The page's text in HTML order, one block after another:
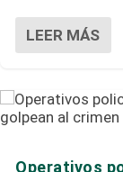
LEER MÁS
Operativos